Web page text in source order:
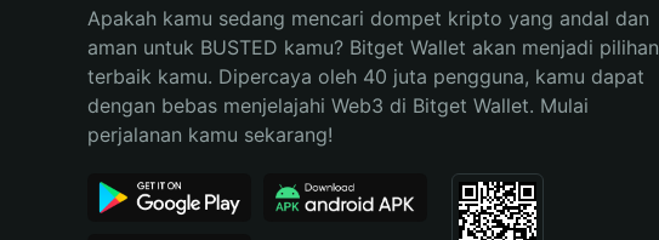
Bahasa Indonesia
Español (Argentina)
Apakah kamu sedang mencari dompet kripto yang andal dan
aman untuk BUSTED kamu? Bitget Wallet akan menjadi pilihan
terbaik kamu. Dipercaya oleh 40 juta pengguna, kamu dapat
dengan bebas menjelajahi Web3 di Bitget Wallet. Mulai
perjalanan kamu sekarang!